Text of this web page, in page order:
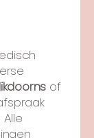
likdoorns of